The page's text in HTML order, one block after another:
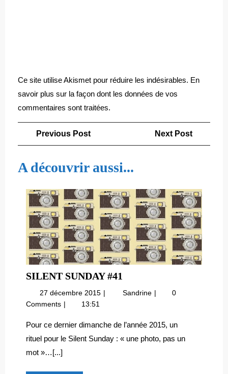
Ce site utilise Akismet pour réduire les indésirables. En
savoir plus sur la façon dont les données de vos
commentaires sont traitées.
Navigation
de
l’article
Previous PostPrevious
Next Post
A découvrir aussi...
SILENT SUNDAY #41
SUNDAY
27 décembre 2015 27
Sandrine Silent
0
Comments
13:51
Pour ce dernier dimanche de l’année 2015, un
rituel pour le Silent Sunday : « une photo, pas un
mot »…[...]